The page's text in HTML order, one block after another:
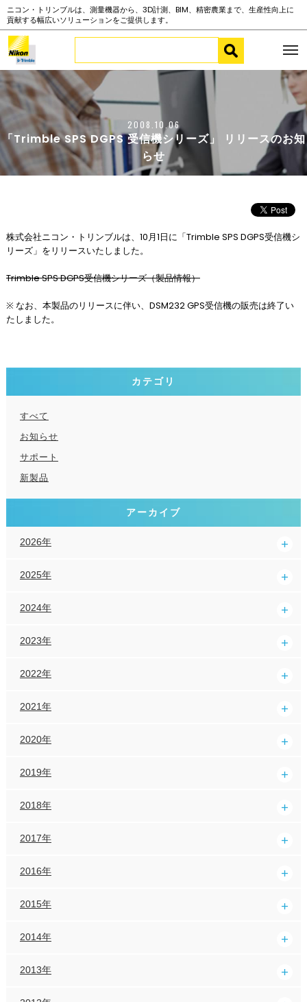
ニコン・トリンブルは、測量機器から、3D計測、BIM、精密農業まで、生産性向上に
貢献する幅広いソリューションをご提供します。
2008.10.06
「Trimble SPS DGPS 受信機シリーズ」 リリースのお知
らせ
株式会社ニコン・トリンブルは、10月1日に「Trimble SPS DGPS受信機シ
リーズ」をリリースいたしました。
Trimble SPS DGPS受信機シリーズ（製品情報）
※ なお、本製品のリリースに伴い、DSM232 GPS受信機の販売は終了い
たしました。
カテゴリ
すべて
お知らせ
サポート
新製品
アーカイブ
2026年
2025年
2024年
2023年
2022年
2021年
2020年
2019年
2018年
2017年
2016年
2015年
2014年
2013年